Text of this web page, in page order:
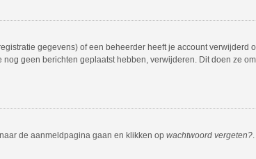
gegevens) of een beheerder heeft je account verwijderd
geen berichten geplaatst hebben, verwijderen. Dit doen ze
de aanmeldpagina gaan en klikken op wachtwoord vergeten?.